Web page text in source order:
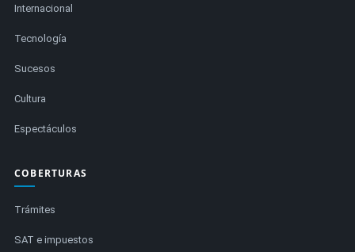
Internacional
Tecnología
Sucesos
Cultura
Espectáculos
COBERTURAS
Trámites
SAT e impuestos